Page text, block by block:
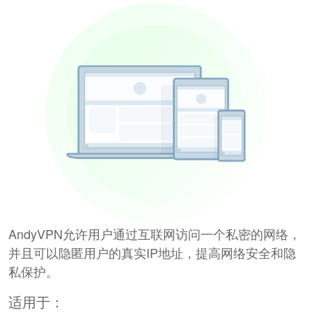
AndyVPN允许用户通过互联网访问一个私密的网络，
并且可以隐匿用户的真实IP地址，提高网络安全和隐
私保护。
适用于：